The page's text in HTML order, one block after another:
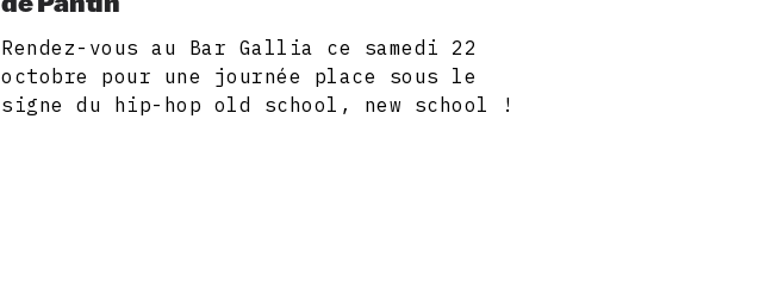
Rendez-vous au Bar Gallia ce samedi 22
octobre pour une journée place sous le
signe du hip-hop old school, new school !